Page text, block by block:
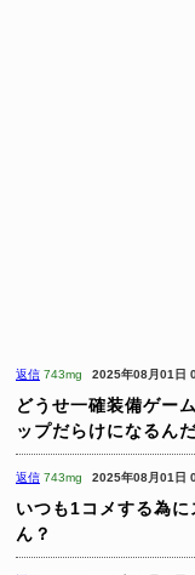
返信 743mg 2025年08月01日
どうせ一確装備ゲー
ップだらけになるん
返信 743mg 2025年08月01日
いつも1コメする為に
ん？